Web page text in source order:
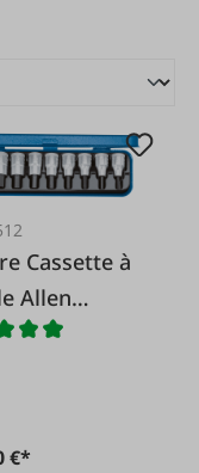
à
Allen
€*